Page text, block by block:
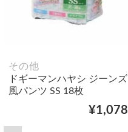
その他
ドギーマンハヤシ ジーンズ
風パンツ SS 18枚
¥1,078